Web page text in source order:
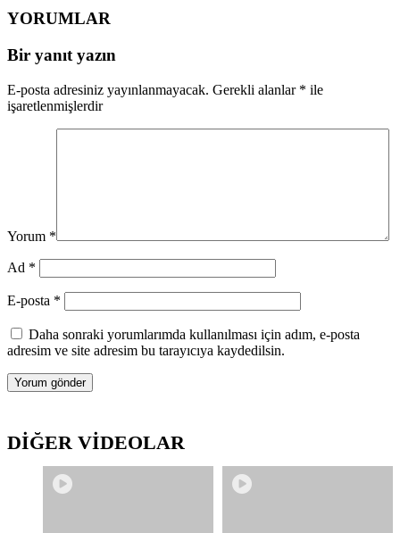
YORUMLAR
Bir yanıt yazın
E-posta adresiniz yayınlanmayacak. Gerekli alanlar * ile
işaretlenmişlerdir
Yorum *
Ad *
E-posta *
Daha sonraki yorumlarımda kullanılması için adım, e-posta
adresim ve site adresim bu tarayıcıya kaydedilsin.
DİĞER VİDEOLAR